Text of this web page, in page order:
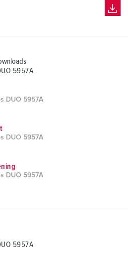
5957A
DUO 5957A
DUO 5957A
DUO 5957A
5957A